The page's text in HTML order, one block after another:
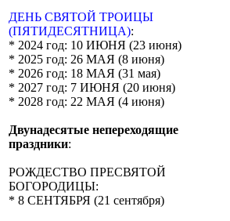
ДЕНЬ СВЯТОЙ ТРОИЦЫ
(ПЯТИДЕСЯТНИЦА):
* 2024 год: 10 ИЮНЯ (23 июня)
* 2025 год: 26 МАЯ (8 июня)
* 2026 год: 18 МАЯ (31 мая)
* 2027 год: 7 ИЮНЯ (20 июня)
* 2028 год: 22 МАЯ (4 июня)
Двунадесятые непереходящие
праздники:
РОЖДЕСТВО ПРЕСВЯТОЙ
БОГОРОДИЦЫ:
* 8 СЕНТЯБРЯ (21 сентября)